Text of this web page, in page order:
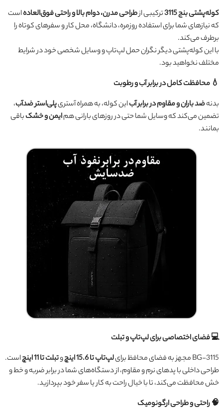
کوله‌پشتی بنج 3115 ترکیبی ازطراحی مدرن، دوام بالا و راحتی فوق‌العادهاست
که نیازهای شما برای استفاده روزمره، دانشگاه، محل کار و سفرهای کوتاه را
برطرف می‌کند.
با این کوله‌پشتی دیگر نگران حمل لپ‌تاپ و وسایل شخصی خود در شرایط
مختلف نخواهید بود.
💧 محافظت کامل در برابر آب و رطوبت
بدنهضد باران و مقاوم در برابر آباین کوله، به همراه آستریپلی‌استر ضدآب،
تضمین می‌کند که وسایل شما حتی در روزهای بارانی همایمن و خشکباقی
بمانند.
💻 فضای اختصاصی برای لپ‌تاپ و تبلت
BG-3115 مجهز به فضای محافظ برای
لپ‌تاپ تا 15.6 اینچ وتبلت تا 11 اینچ
است.
طراحی داخلی با پدهای نرم و مقاوم، از دستگاه‌های شما در برابر ضربه و خط و
خش محافظت می‌کند، تا با خیال راحت به کار یا سفر خود بپردازید.
🧠 راحتی و طراحی ارگونومیک